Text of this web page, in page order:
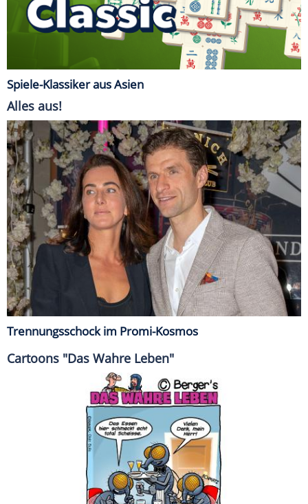
Spiele-Klassiker aus Asien
Alles aus!
Trennungsschock im Promi-Kosmos
Cartoons "Das Wahre Leben"